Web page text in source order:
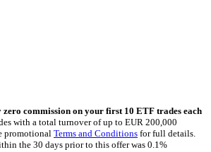
zero commission on your first 10 ETF trades each
with a total turnover of up to EUR 200,000
promotional Terms and Conditions for full details.
the 30 days prior to this offer was 0.1%